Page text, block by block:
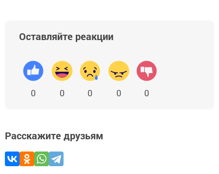
Оставляйте реакции
0 0 0 0 0
Расскажите друзьям